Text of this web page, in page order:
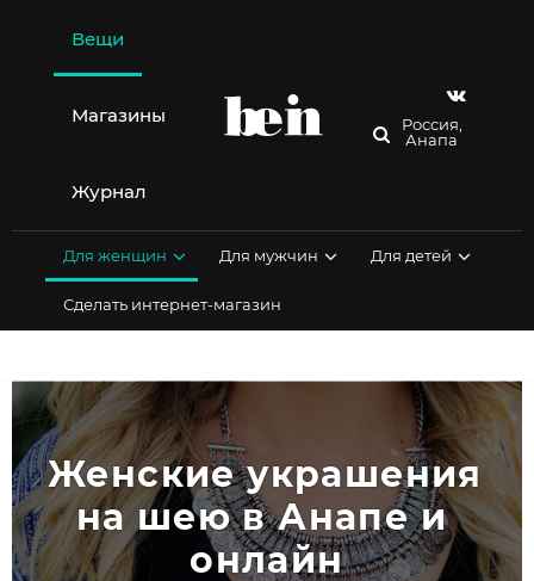
содержимому
Вещи
Магазины
Журнал
Россия,
Анапа
Для женщин Для мужчин Для детей
Сделать интернет-магазин
Женские украшения
на шею в Анапе и
онлайн